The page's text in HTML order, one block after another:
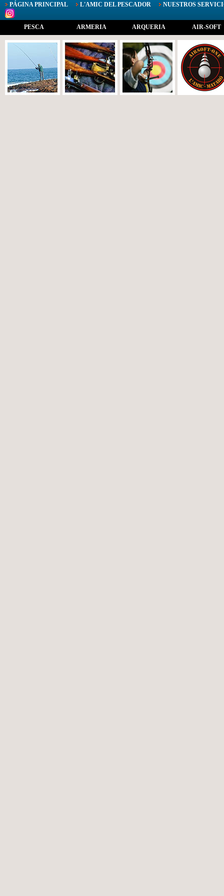
PÁGINA PRINCIPAL L'AMIC DEL PESCADOR NUESTROS
PESCA ARMERIA ARQUERIA AIR-SOFT